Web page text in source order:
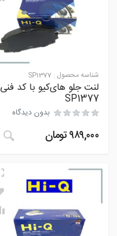
شناسه محصول : SP1377
لنت جلو های‌کیو با کد فنی
SP1377
بدون دیدگاه
۹۸۹,۰۰۰تومان